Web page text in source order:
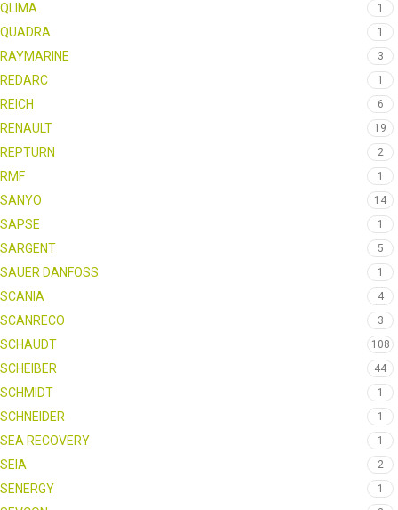
QLIMA 1
QUADRA 1
RAYMARINE 3
REDARC 1
REICH 6
RENAULT 19
REPTURN 2
RMF 1
SANYO 14
SAPSE 1
SARGENT 5
SAUER DANFOSS 1
SCANIA 4
SCANRECO 3
SCHAUDT 108
SCHEIBER 44
SCHMIDT 1
SCHNEIDER 1
SEA RECOVERY 1
SEIA 2
SENERGY 1